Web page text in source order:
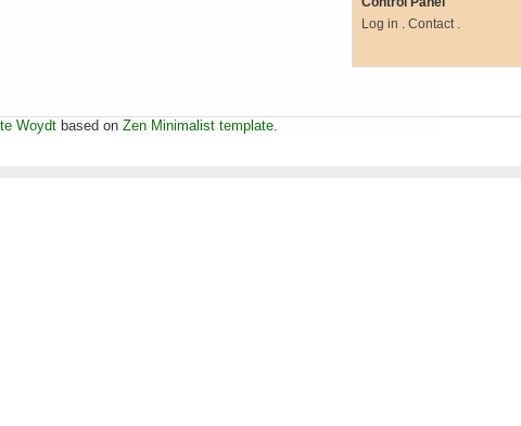
Log in .Contact.
Woydt based onZen Minimalist template.